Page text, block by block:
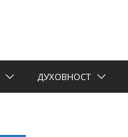
ДУХОВНОСТ